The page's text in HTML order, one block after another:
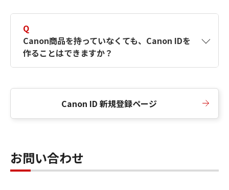
Q
Canon商品を持っていなくても、Canon IDを
作ることはできますか？
Canon ID 新規登録ページ
お問い合わせ